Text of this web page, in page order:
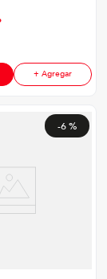
+ Agregar
-6 %